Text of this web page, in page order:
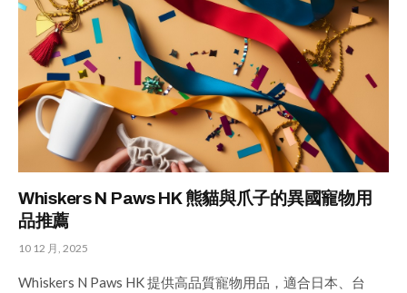
Whiskers N Paws HK 熊貓與爪子的異國寵物用
品推薦
10 12 月, 2025
Whiskers N Paws HK 提供高品質寵物用品，適合日本、台